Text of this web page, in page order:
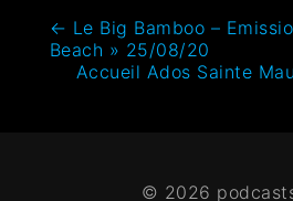
← Le Big Bamboo –
Beach » 25/08/20
Accueil Ados Sainte
© 2026